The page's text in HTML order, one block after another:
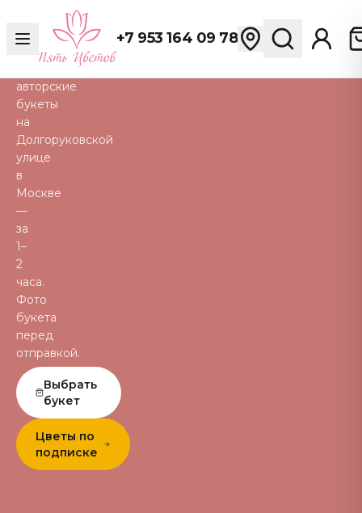
+7 953 164 09 78
пионы,
тюльпаны
авторские
букеты
на
Долгоруковской
улице
в
Москве
—
за
1–
2
часа.
Фото
букета
перед
отправкой.
Выбрать
букет
Цветы по
подписке